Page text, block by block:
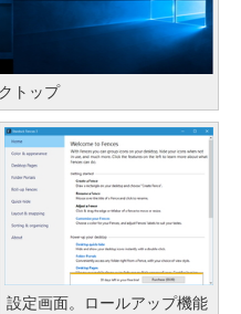
トップ
設定画面。ロールアップ機能